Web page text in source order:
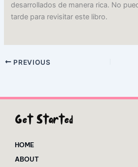
desarrollados de manera rica. No
tarde para revisitar este libro.
PREVIOUS
Get Started
HOME
ABOUT